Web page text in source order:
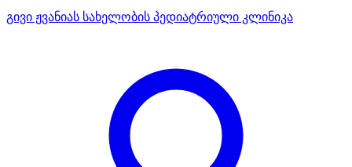
გივი ჟვანიას სახელობის პედიატრიული კლინიკა